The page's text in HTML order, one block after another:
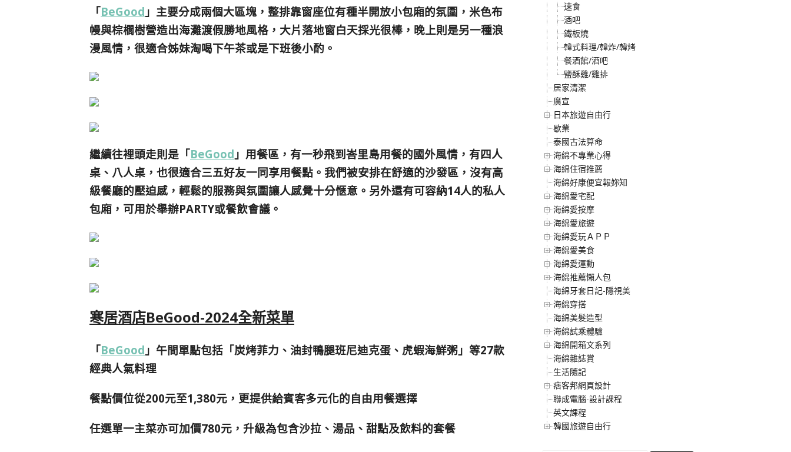
「BeGood 」主要分成兩個大區塊，整排靠窗座位有種半開放小包廂的氛圍，米色布
幔與棕櫚樹營造出海灘渡假勝地風格，大片落地窗白天採光很棒，晚上則是另一種浪
漫風情，很適合姊妹淘喝下午茶或是下班後小酌。
繼續往裡頭走則是「BeGood 」用餐區，有一秒飛到峇里島用餐的國外風情，有四人
桌、八人桌，也很適合三五好友一同享用餐點。我們被安排在舒適的沙發區，沒有高
級餐廳的壓迫感，輕鬆的服務與氛圍讓人感覺十分愜意。另外還有可容納14人的私人
包廂，可用於舉辦PARTY或餐飲會議。
寒居酒店BeGood-2024全新菜單
「BeGood 」 午間單點包括「炭烤菲力、油封鴨腿班尼迪克蛋、虎蝦海鮮粥」等27款
經典人氣料理
餐點價位從200元至1,380元，更提供給賓客多元化的自由用餐選擇
任選單一主菜亦可加價780元，升級為包含沙拉、湯品、甜點及飲料的套餐
速食
酒吧
鐵板燒
韓式料理/韓炸/韓烤
餐酒館/酒吧
鹽酥雞/雞排
居家清潔
廣宣
日本旅遊自由行
歇業
泰國古法算命
海綿不專業心得
海綿住宿推薦
海綿好康便宜報妳知
海綿愛宅配
海綿愛按摩
海綿愛旅遊
海綿愛玩ＡＰＰ
海綿愛美食
海綿愛運動
海綿推薦懶人包
海綿牙套日記-隱視美
海綿穿搭
海綿美髮造型
海綿試乘體驗
海綿開箱文系列
海綿雜誌賞
生活隨記
痞客邦網頁設計
聯成電腦-設計課程
英文課程
韓國旅遊自由行